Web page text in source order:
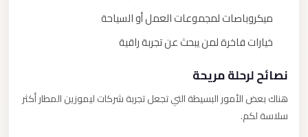
ميكروباصات لمجموعات العمل أو السياحة
خيارات فاخرة لمن يبحث عن تجربة راقية
نصائح لرحلة مريحة
هناك بعض الأمور البسيطة التي تجعل تجربة شركات ليموزين المطار أكثر
سلاسة لكم.